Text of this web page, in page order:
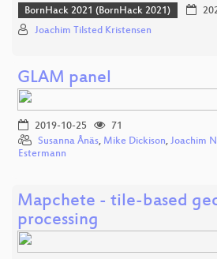
BornHack 2021 (BornHack 2021)
Joachim Tilsted Kristensen
GLAM panel
2019-10-25
71
Susanna Ånäs, Mike Dickison, Joachim
Estermann
Mapchete - tile-based
processing